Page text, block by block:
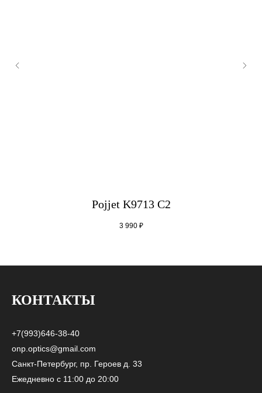
Pojjet K9713 C2
3 990 ₽
КОНТАКТЫ
+7(993)646-38-40
onp.optics@gmail.com
Санкт-Петербург, пр. Героев д. 33
Ежедневно с 11:00 до 20:00